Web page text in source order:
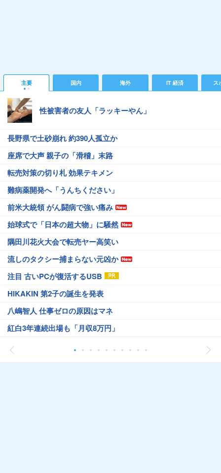
主要 国内 海外 IT 経済 ス
性被害者の友人「ラッキーやん」
長野県で土砂崩れ 約390人孤立か
座席で大声 親子の「滑稽」末路
転売対策の切り札 効果テキメン
難病薬開発へ「うんちください」
前米大統領 がん闘病で強い痛み
始球式で「日本の超大物」に騒然
隅田川花火大会で転売ヤー高笑い
流しのタクシー捕まらない元凶か
注目 古いPCが復活するUSB
HIKAKIN 第2子の誕生を発表
八嶋智人 仕事ゼロの原因はマネ
紅白3年連続出場も「月収8万円」